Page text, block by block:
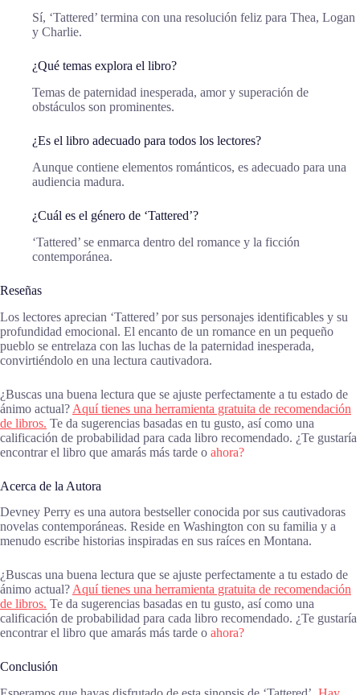
Sí, ‘Tattered’ termina con una resolución feliz para Thea, Logan
y Charlie.
¿Qué temas explora el libro?
Temas de paternidad inesperada, amor y superación de
obstáculos son prominentes.
¿Es el libro adecuado para todos los lectores?
Aunque contiene elementos románticos, es adecuado para una
audiencia madura.
¿Cuál es el género de ‘Tattered’?
‘Tattered’ se enmarca dentro del romance y la ficción
contemporánea.
Reseñas
Los lectores aprecian ‘Tattered’ por sus personajes identificables y su
profundidad emocional. El encanto de un romance en un pequeño
pueblo se entrelaza con las luchas de la paternidad inesperada,
convirtiéndolo en una lectura cautivadora.
¿Buscas una buena lectura que se ajuste perfectamente a tu estado de
ánimo actual? Aquí tienes una herramienta gratuita de recomendación
de libros. Te da sugerencias basadas en tu gusto, así como una
calificación de probabilidad para cada libro recomendado. ¿Te gustaría
encontrar el libro que amarás más tarde o ahora?
Acerca de la Autora
Devney Perry es una autora bestseller conocida por sus cautivadoras
novelas contemporáneas. Reside en Washington con su familia y a
menudo escribe historias inspiradas en sus raíces en Montana.
¿Buscas una buena lectura que se ajuste perfectamente a tu estado de
ánimo actual? Aquí tienes una herramienta gratuita de recomendación
de libros. Te da sugerencias basadas en tu gusto, así como una
calificación de probabilidad para cada libro recomendado. ¿Te gustaría
encontrar el libro que amarás más tarde o ahora?
Conclusión